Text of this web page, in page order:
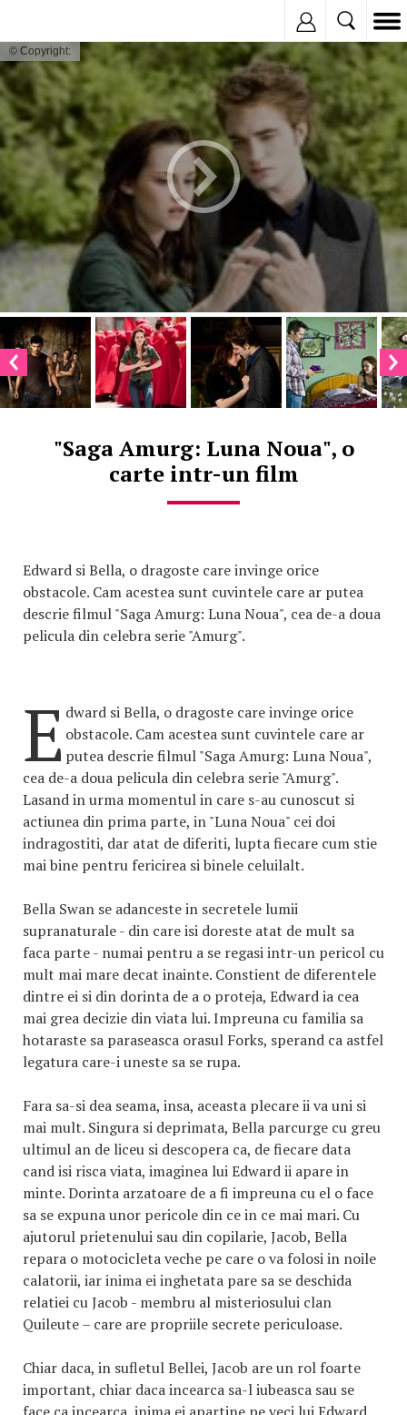
© Copyright:
"Saga Amurg: Luna Noua", o
carte intr-un film
Edward si Bella, o dragoste care invinge orice
obstacole. Cam acestea sunt cuvintele care ar putea
descrie filmul "Saga Amurg: Luna Noua", cea de-a doua
pelicula din celebra serie "Amurg".
E dward si Bella, o dragoste care invinge orice
obstacole. Cam acestea sunt cuvintele care ar
putea descrie filmul "Saga Amurg: Luna Noua",
cea de-a doua pelicula din celebra serie "Amurg".
Lasand in urma momentul in care s-au cunoscut si
actiunea din prima parte, in "Luna Noua" cei doi
indragostiti, dar atat de diferiti, lupta fiecare cum stie
mai bine pentru fericirea si binele celuilalt.
Bella Swan se adanceste in secretele lumii
supranaturale - din care isi doreste atat de mult sa
faca parte - numai pentru a se regasi intr-un pericol cu
mult mai mare decat inainte. Constient de diferentele
dintre ei si din dorinta de a o proteja, Edward ia cea
mai grea decizie din viata lui. Impreuna cu familia sa
hotaraste sa paraseasca orasul Forks, sperand ca astfel
legatura care-i uneste sa se rupa.
Fara sa-si dea seama, insa, aceasta plecare ii va uni si
mai mult. Singura si deprimata, Bella parcurge cu greu
ultimul an de liceu si descopera ca, de fiecare data
cand isi risca viata, imaginea lui Edward ii apare in
minte. Dorinta arzatoare de a fi impreuna cu el o face
sa se expuna unor pericole din ce in ce mai mari. Cu
ajutorul prietenului sau din copilarie, Jacob, Bella
repara o motocicleta veche pe care o va folosi in noile
calatorii, iar inima ei inghetata pare sa se deschida
relatiei cu Jacob - membru al misteriosului clan
Quileute – care are propriile secrete periculoase.
Chiar daca, in sufletul Bellei, Jacob are un rol foarte
important, chiar daca incearca sa-l iubeasca sau se